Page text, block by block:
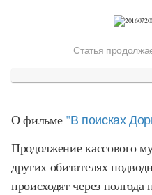
Статья
О фильме "В поисках
Продолжение кассового
других обитателях
происходят через